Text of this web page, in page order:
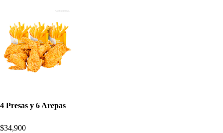
4 Presas y 6 Arepas
$34,900